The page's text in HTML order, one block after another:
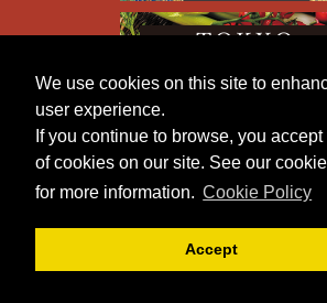
We use cookies on this site to
user experience.
If you continue to browse, you
of cookies on our site. See our
for more information. Cookie Policy
Accept